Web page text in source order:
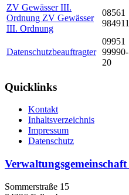
ZV Gewässer III.
Ordnung ZV Gewässer
III. Ordnung
08561
984911
Datenschutzbeauftragter
09951
99990-
20
Quicklinks
Kontakt
Inhaltsverzeichnis
Impressum
Datenschutz
Sommerstraße 15